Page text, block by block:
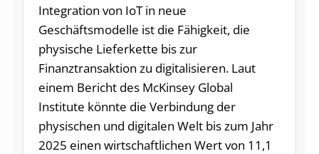
Integration von IoT in neue
Geschäftsmodelle ist die Fähigkeit, die
physische Lieferkette bis zur
Finanztransaktion zu digitalisieren. Laut
einem Bericht des McKinsey Global
Institute könnte die Verbindung der
physischen und digitalen Welt bis zum Jahr
2025 einen wirtschaftlichen Wert von 11,1